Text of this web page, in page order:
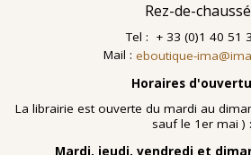
Rez-de-
Tel : + 33 (0)1 40 51
Mail : eboutique-
Horaires
La librairie est ouverte du mardi au
sauf le 1er mai ) :
Mardi, jeudi, vendredi et